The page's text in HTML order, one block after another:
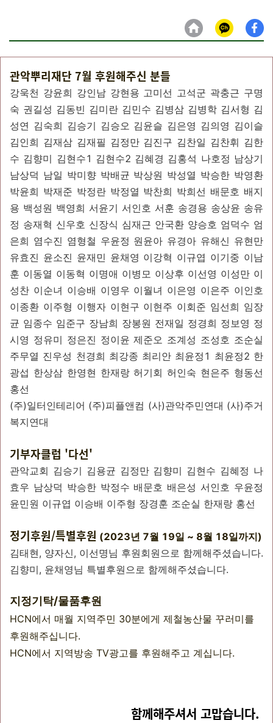
관악뿌리재단 7월 후원해주신 분들
강욱천 강윤희 강인남 강현용 고미선 고석군 곽충근 구명
숙 권길성 김동빈 김미란 김민수 김병삼 김병학 김서형 김
성연 김숙희 김승기 김승오 김윤슬 김은영 김의영 김이슬
김인희 김재삼 김재필 김정만 김진구 김찬일 김찬휘 김한
수 김향미 김현수1 김현수2 김혜경 김홍석 나호정 남상기
남상덕 남일 박미향 박배균 박상원 박성열 박승한 박영환
박윤희 박재준 박정란 박정열 박찬희 박희선 배문호 배지
용 백성원 백영희 서윤기 서인호 서훈 송경용 송상윤 송유
정 송재혁 신우호 신장식 심재근 안국환 양승호 엄덕수 엄
은희 염수진 염형철 우윤정 원윤아 유경아 유해신 유현만
유효진 윤소진 윤재민 윤채영 이강혁 이규엽 이기중 이남
훈 이동열 이동혁 이명애 이병모 이상후 이선영 이성만 이
성찬 이순녀 이승배 이영우 이월녀 이은영 이은주 이인호
이종환 이주형 이행자 이현구 이현주 이회준 임선희 임장
균 임종수 임준구 장남희 장봉원 전재일 정경희 정보영 정
시영 정유미 정은진 정이윤 제준오 조계성 조성호 조순실
주무열 진우성 천경희 최강종 최리안 최윤정1 최윤정2 한
광섭 한상삼 한영현 한재랑 허기회 허인숙 현은주 형동선
홍선
(주)일터인테리어 (주)피플앤컴 (사)관악주민연대 (사)주거
복지연대
기부자클럽 '다선'
관악교회 김승기 김용균 김정만 김향미 김현수 김혜정 나
효우 남상덕 박승한 박정수 배문호 배은성 서인호 우윤정
윤민원 이규엽 이승배 이주형 장경훈 조순실 한재랑 홍선
정기후원/특별후원 (2023년 7월 19일 ~ 8월 18일까지)
김태현, 양자신, 이선명님 후원회원으로 함께해주셨습니다.
김향미, 윤채영님 특별후원으로 함께해주셨습니다.
지정기탁/물품후원
HCN에서 매월 지역주민 30분에게 제철농산물 꾸러미를
후원해주십니다.
HCN에서 지역방송 TV광고를 후원해주고 계십니다.
함께해주셔서 고맙습니다.